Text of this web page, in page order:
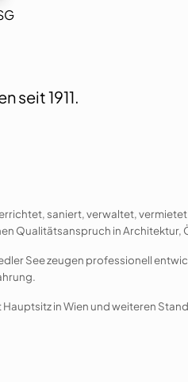
seit 1911.
saniert, verwaltet,
Qualitätsanspruch in
See zeugen professionell
in Wien und weiteren